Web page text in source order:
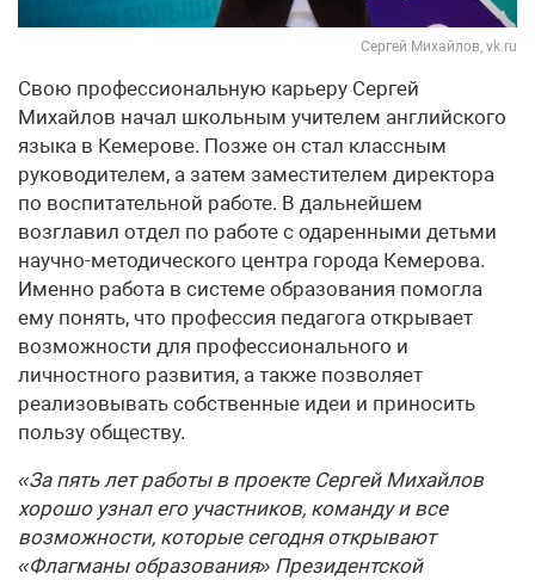
Сергей Михайлов, vk.ru
Свою профессиональную карьеру Сергей
Михайлов начал школьным учителем английского
языка в Кемерове. Позже он стал классным
руководителем, а затем заместителем директора
по воспитательной работе. В дальнейшем
возглавил отдел по работе с одаренными детьми
научно-методического центра города Кемерова.
Именно работа в системе образования помогла
ему понять, что профессия педагога открывает
возможности для профессионального и
личностного развития, а также позволяет
реализовывать собственные идеи и приносить
пользу обществу.
«За пять лет работы в проекте Сергей Михайлов
хорошо узнал его участников, команду и все
возможности, которые сегодня открывают
«Флагманы образования» Президентской